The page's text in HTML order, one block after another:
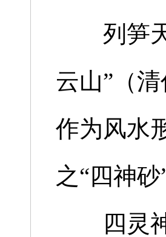
列笋天
云山”（
作为风水
之“四神砂
四灵神